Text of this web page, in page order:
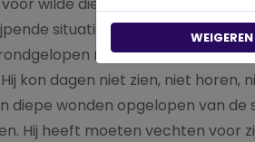
situaties die ik heb
met zijn kop in een
kon dagen niet zien, niet horen,
diepe wonden opgelopen van
Hij heeft moeten vechten voor
WEIGEREN